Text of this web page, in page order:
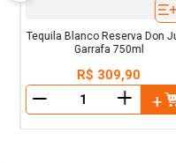
Tequila Blanco Reserva Don
Garrafa 750ml
R$ 309,90
＋